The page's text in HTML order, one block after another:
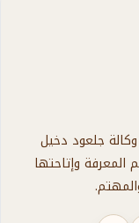
جلعود دخيل
المعرفة وإتاحتها